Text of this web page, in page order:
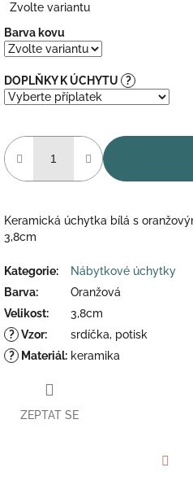
cena:
Zvolte variantu
Barva kovu
DOPLŇKY K ÚCHYTU ?
Keramická úchytka bílá s
3,8cm
Kategorie:
Nábytkové úchytky
Barva:
Oranžová
Velikost:
3,8cm
? Vzor:
srdíčka, potisk
?
Materiál: keramika
ZEPTAT SE